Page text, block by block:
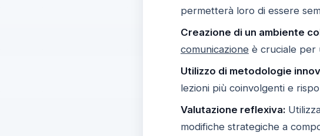
permetterà loro di essere
Creazione di un ambiente
comunicazioneè cruciale per
Utilizzo di metodologie
lezioni più coinvolgenti e
Valutazione reflexiva:
modifiche strategiche a